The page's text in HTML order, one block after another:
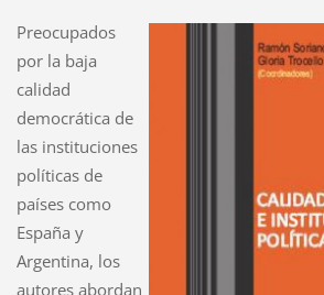
Preocupados
por la baja
calidad
democrática de
las instituciones
políticas de
países como
España y
Argentina, los
autores abordan